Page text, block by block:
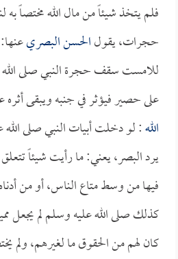
فلم يتخذ شيئاً من مال الله مختصاً
حجرات، يقولالحسن البصري
للامست سقف حجرة النبي صلى الله
على حصير فيؤثر في جنبه ويبقى أثره
الله: لو دخلت أبيات النبي صلى
يرد البصر، يعني: ما رأيت شيئاً
فيها من وسط متاع الناس، أو من
كذلك صلى الله عليه وسلم لم يجعل
كان لهم من الحقوق ما لغيرهم، ولم